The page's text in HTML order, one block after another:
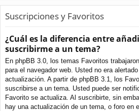
Suscripciones y Favoritos
¿Cuál es la diferencia entre
suscribirme a un tema?
En phpBB 3.0, los temas Favoritos
para el navegador web. Usted no era
actualización. A partir de phpBB 3.1, los
suscribirse a un tema. Usted puede ser
Favorito se actualiza. Al suscribirte, sin
hay una actualización de un tema, o foro en